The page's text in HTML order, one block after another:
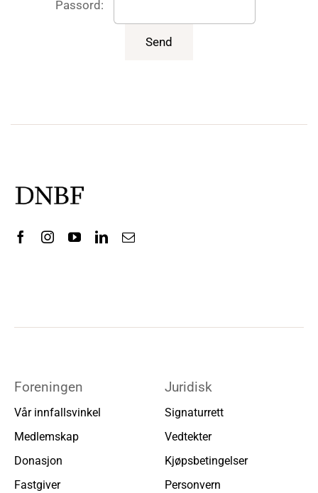
Passord:
Foreningen
Vår innfallsvinkel
Medlemskap
Donasjon
Fastgiver
Juridisk
Signaturrett
Vedtekter
Kjøpsbetingelser
Personvern